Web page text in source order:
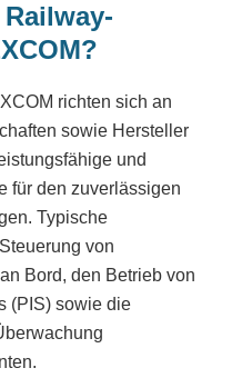
richten sich an
sowie Hersteller
und
für den zuverlässigen
Typische
von
Bord, den Betrieb von
(PIS) sowie die